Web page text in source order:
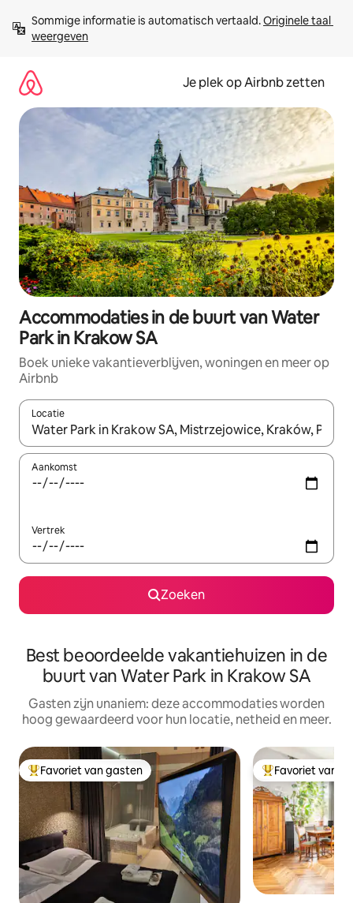
direct
naar
Sommige informatie is automatisch vertaald. Originele taal
weergeven
Je plek op Airbnb zetten
Accommodaties in de buurt van Water
Park in Krakow SA
Boek unieke vakantieverblijven, woningen en meer op
Airbnb
Locatie
Wanneer er resultaten beschikbaar zijn, maak je een keuze
Aankomst
Vertrek
Zoeken
Best beoordeelde vakantiehuizen in de
buurt van Water Park in Krakow SA
Gasten zijn unaniem: deze accommodaties worden
hoog gewaardeerd voor hun locatie, netheid en meer.
Topfavoriet van gasten
Favoriet van gasten Topfavoriet van
Favoriet van